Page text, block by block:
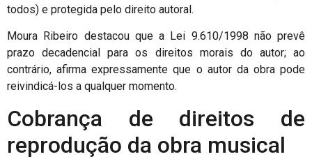
todos) e protegida pelo direito autoral.
Moura Ribeiro destacou que a Lei 9.610/1998 não prevê
prazo decadencial para os direitos morais do autor; ao
contrário, afirma expressamente que o autor da obra pode
reivindicá-los a qualquer momento.
Cobrança de direitos de
reprodução da obra musical